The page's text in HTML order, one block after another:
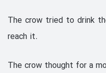
The crow tried to drink
reach it.
The crow thought for a